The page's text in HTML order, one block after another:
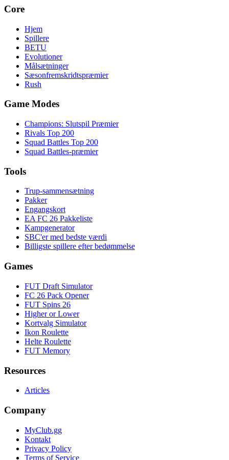
Core
Hjem
Spillere
BETU
Evolutioner
Målsætninger
Sæsonfremskridtspræmier
Rush
Game Modes
Champions: Slutspil Præmier
Rivals Top 200
Squad Battles Top 200
Squad Battles-præmier
Tools
Trup-sammensætning
Pakker
Engangskort
EA FC 26 Pakkeliste
Kampgenerator
SBC'er med bedste værdi
Billigste spillere efter bedømmelse
Games
FUT Draft Simulator
FC 26 Pack Opener
FUT Spins 26
Higher or Lower
Kortvalg Simulator
Ikon Roulette
Helte Roulette
FUT Memory
Resources
Articles
Company
MyClub.gg
Kontakt
Privacy Policy
Terms of Service